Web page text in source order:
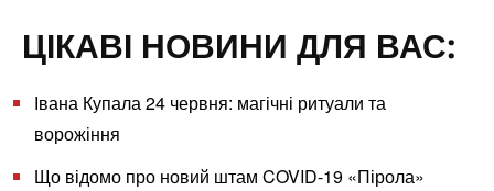
ЦІКАВІ НОВИНИ ДЛЯ ВАС:
Івана Купала 24 червня: магічні ритуали та
ворожіння
Що відомо про новий штам COVID-19 «Пірола»